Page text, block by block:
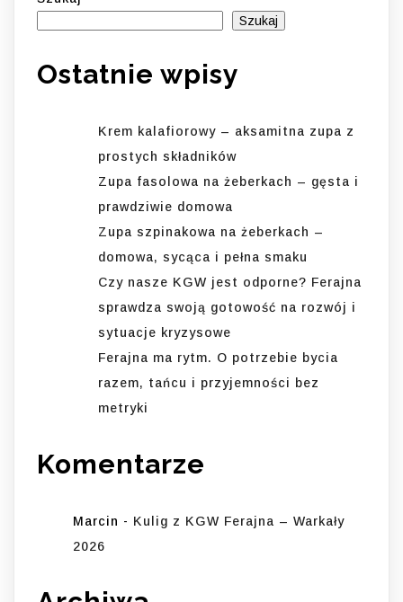
Szukaj
Ostatnie wpisy
Krem kalafiorowy – aksamitna zupa z
prostych składników
Zupa fasolowa na żeberkach – gęsta i
prawdziwie domowa
Zupa szpinakowa na żeberkach –
domowa, sycąca i pełna smaku
Czy nasze KGW jest odporne? Ferajna
sprawdza swoją gotowość na rozwój i
sytuacje kryzysowe
Ferajna ma rytm. O potrzebie bycia
razem, tańcu i przyjemności bez
metryki
Komentarze
Marcin - Kulig z KGW Ferajna – Warkały
2026